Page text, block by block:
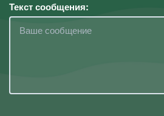
Текст сообщения: